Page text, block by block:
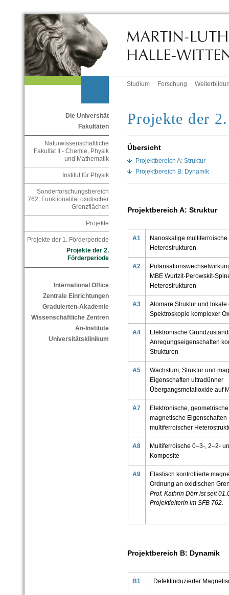
Studium Forschung
Die Universität
Fakultäten
Naturwissenschaftliche
Fakultät II - Chemie, Physik
und Mathematik
Institut für Physik
Sonderforschungsbereich
762: Funktionalität oxidischer
Grenzflächen
Projekte
Projekte der 1. Förderperiode
Projekte der 2.
Förderperiode
International Office
Zentrale Einrichtungen
Graduierten-Akademie
Wissenschaftliche Zentren
An-Institute
Universitätsklinikum
Projekte der
Übersicht
Projektbereich A: Struktur
Projektbereich B: Dynamik
Projektbereich A: Struktur
A1
Nanoskalige multiferroische
Heterostrukturen
A2
MBE Wurtzit-Perowskit-
Heterostrukturen
A3
Atomare Struktur und
Spektroskopie komplexer
A4
Elektronische
Anregungseigenschaften
Strukturen
A5
Wachstum, Struktur und
Eigenschaften ultradünner
Übergangsmetalloxide auf
A7
Elektronische,
magnetische Eigenschaften
multiferroischer
A8
Multiferroische 0–3-, 2–2-
Komposite
A9
Elastisch kontrollierte
Ordnung an oxidischen
Prof. Kathrin Dörr ist seit
Projektleiterin im SFB 762.
Projektbereich B: Dynamik
B1 Defektinduzierter